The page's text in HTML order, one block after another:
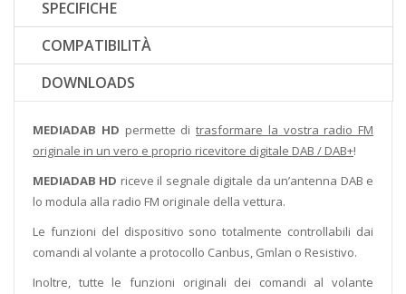
SPECIFICHE
COMPATIBILITÀ
DOWNLOADS
MEDIADAB HD permette di trasformare la vostra radio FM
originale in un vero e proprio ricevitore digitale DAB / DAB+!
MEDIADAB HD riceve il segnale digitale da un’antenna DAB e
lo modula alla radio FM originale della vettura.
Le funzioni del dispositivo sono totalmente controllabili dai
comandi al volante a protocollo Canbus, Gmlan o Resistivo.
Inoltre, tutte le funzioni originali dei comandi al volante